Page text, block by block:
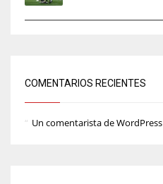
COMENTARIOS RECIENTES
Un comentarista de WordPress